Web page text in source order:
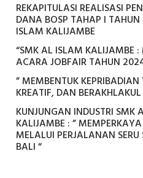
REKAPITULASI REALISASI
DANA BOSP TAHAP I
ISLAM KALIJAMBE
“SMK AL ISLAM KALIJAMBE :
ACARA JOBFAIR TAHUN
” MEMBENTUK
KREATIF, DAN
KUNJUNGAN INDUSTRI SMK
KALIJAMBE : ”
MELALUI PERJALANAN
BALI “